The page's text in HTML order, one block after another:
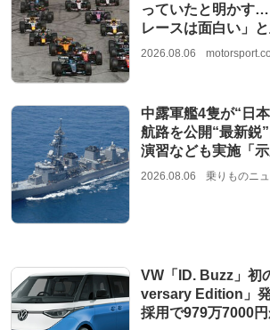
っていたと明かす
レースは面白い」
2026.08.06
中露軍艦4隻が“日
航路を公開“最新鋭
演習なども実施「
2026.08.06 乗りものニ
VW「ID. Buzz」初
versary Edition」
採用で979万7000円